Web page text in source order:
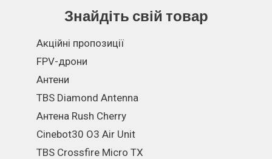
Знайдіть свій товар
Акційні пропозиції
FPV-дрони
Антени
TBS Diamond Antenna
Антена Rush Cherry
Cinebot30 O3 Air Unit
TBS Crossfire Micro TX